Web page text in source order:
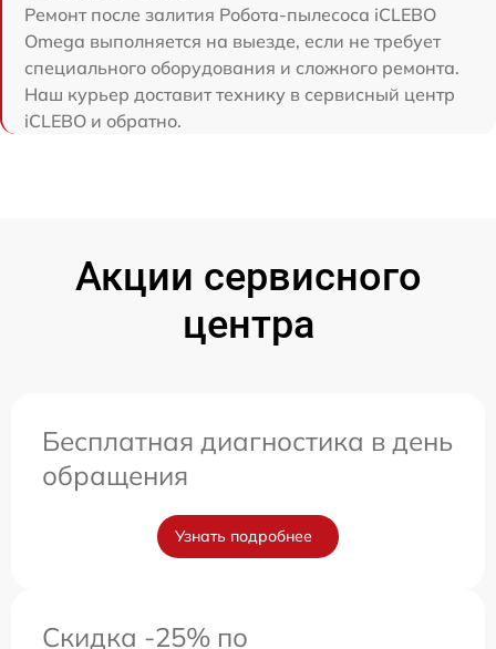
Ремонт после залития Робота-пылесоса iCLEBO
Omega выполняется на выезде, если не требует
специального оборудования и сложного ремонта.
Наш курьер доставит технику в сервисный центр
iCLEBO и обратно.
Акции сервисного
центра
Бесплатная диагностика в день
обращения
Узнать подробнее
Скидка -25% по